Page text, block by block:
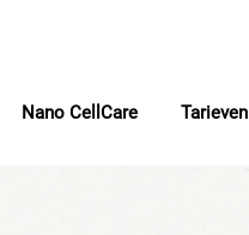
Nano CellCare Tarieven